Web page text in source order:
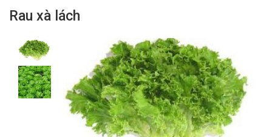
Rau xà lách